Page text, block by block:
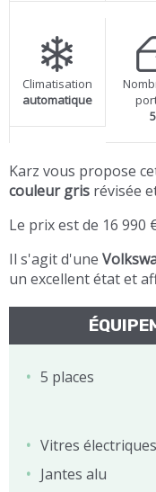
Climatisation
automatique
5
Karz vous propose
couleur gris révisée
Le prix est de 16 990
Il s'agit d'une
un excellent état et
5 places
Vitres électriques
Jantes alu